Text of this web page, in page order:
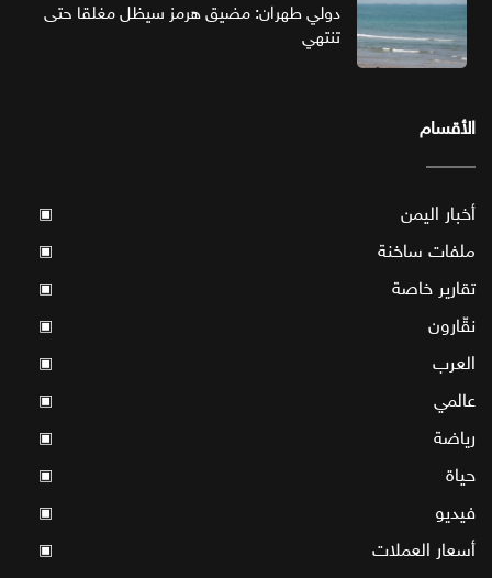
دولي طهران: مضيق هرمز سيظل مغلقا حتى
تنتهي
الأقسام
أخبار اليمن ▣
ملفات ساخنة ▣
تقارير خاصة ▣
نقّارون ▣
العرب ▣
عالمي ▣
رياضة ▣
حياة ▣
فيديو ▣
أسعار العملات ▣